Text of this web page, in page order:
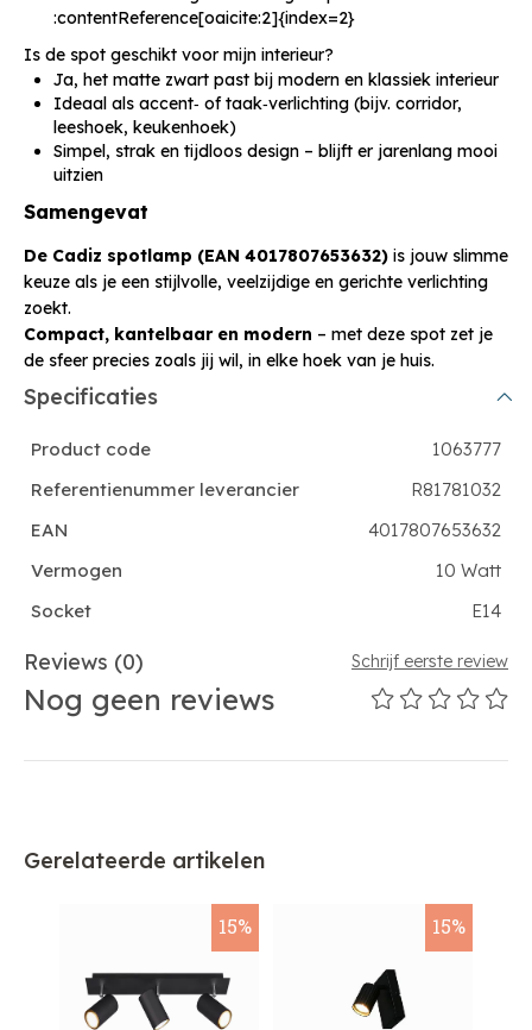
:contentReference[oaicite:2]{index=2}
Is de spot geschikt voor mijn interieur?
Ja, het matte zwart past bij modern en klassiek interieur
Ideaal als accent‑ of taak‑verlichting (bijv. corridor,
leeshoek, keukenhoek)
Simpel, strak en tijdloos design – blijft er jarenlang mooi
uitzien
Samengevat
De Cadiz spotlamp (EAN 4017807653632) is jouw slimme
keuze als je een stijlvolle, veelzijdige en gerichte verlichting
zoekt.
Compact, kantelbaar en modern – met deze spot zet je
de sfeer precies zoals jij wil, in elke hoek van je huis.
Specificaties
Product code
1063777
Referentienummer leverancier
R81781032
EAN
4017807653632
Vermogen
10 Watt
Socket
E14
Reviews (0) Schrijf eerste review
Nog geen reviews
Gerelateerde artikelen
15% 15%